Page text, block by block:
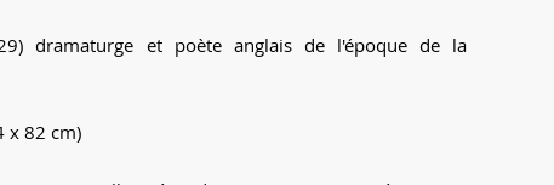
dramaturge et poète anglais de l'époque de la
x 82 cm)